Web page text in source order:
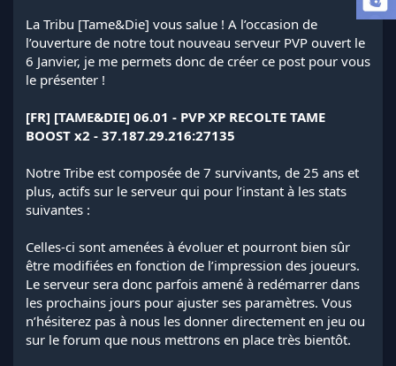
l
d
i
s
u
s
o
n
La Tribu [Tame&Die] vous salue ! A l’occasion de
l’ouverture de notre tout nouveau serveur PVP ouvert le
6 Janvier, je me permets donc de créer ce post pour vous
le présenter !
[FR] [TAME&DIE] 06.01 - PVP XP RECOLTE TAME
BOOST x2 - 37.187.29.216:27135
Notre Tribe est composée de 7 survivants, de 25 ans et
plus, actifs sur le serveur qui pour l’instant à les stats
suivantes :
Celles-ci sont amenées à évoluer et pourront bien sûr
être modifiées en fonction de l’impression des joueurs.
Le serveur sera donc parfois amené à redémarrer dans
les prochains jours pour ajuster ses paramètres. Vous
n’hésiterez pas à nous les donner directement en jeu ou
sur le forum que nous mettrons en place très bientôt.